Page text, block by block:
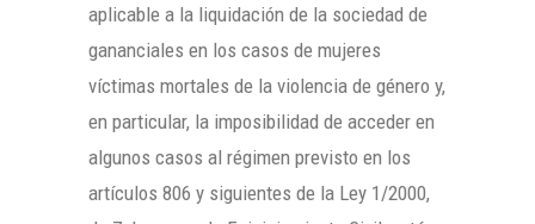
aplicable a la liquidación de la sociedad de
gananciales en los casos de mujeres
víctimas mortales de la violencia de género y,
en particular, la imposibilidad de acceder en
algunos casos al régimen previsto en los
artículos 806 y siguientes de la Ley 1/2000,